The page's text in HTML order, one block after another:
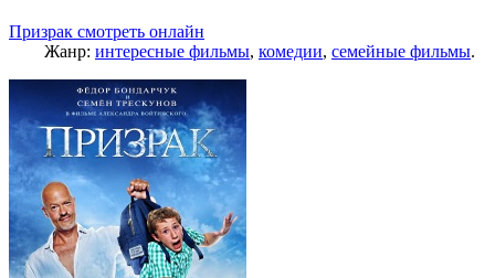
Призрак смотреть онлайн
Жанр: интересные фильмы, комедии, семейные фильмы.